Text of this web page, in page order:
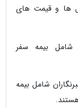
ها و قیمت های
شامل بیمه سفر
شامل بیمه